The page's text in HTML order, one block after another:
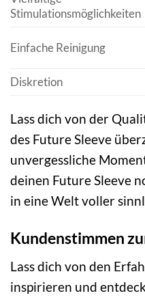
Stimulationsmöglichkeiten
Einfache Reinigung
Diskretion
Lass dich von der
des Future Sleeve
unvergessliche
deinen Future Sleeve
in eine Welt voller
Kundenstimmen
Lass dich von den
inspirieren und